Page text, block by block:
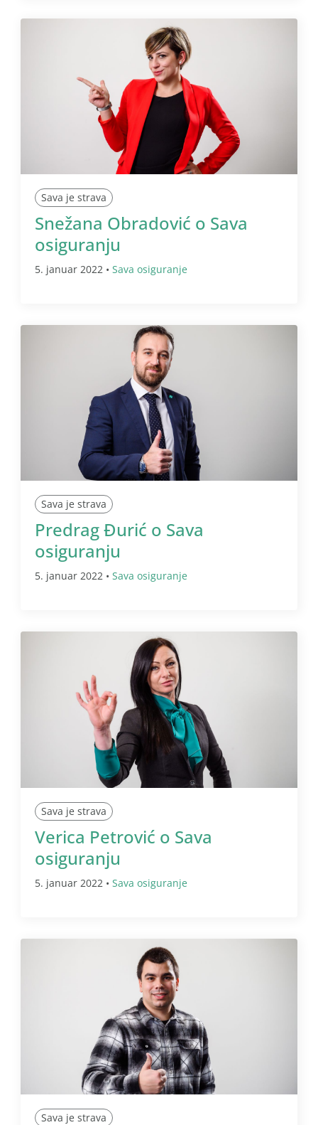
Sava je strava
Snežana Obradović o Sava
osiguranju
5. januar 2022 • Sava osiguranje
Sava je strava
Predrag Đurić o Sava
osiguranju
5. januar 2022 • Sava osiguranje
Sava je strava
Verica Petrović o Sava
osiguranju
5. januar 2022 • Sava osiguranje
Sava je strava